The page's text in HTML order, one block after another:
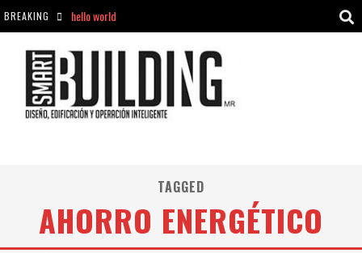
BREAKING
hello world
hello world
TAGGED
AHORRO ENERGÉTICO